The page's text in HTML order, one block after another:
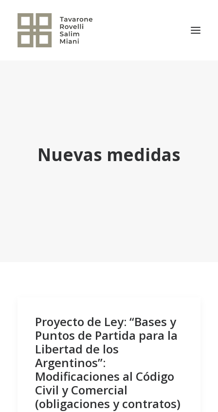
TRANSACCIONES RELEVANTES
Nuevas medidas
Proyecto de Ley: “Bases y
Puntos de Partida para la
Libertad de los
Argentinos”:
Modificaciones al Código
Civil y Comercial
(obligaciones y contratos)